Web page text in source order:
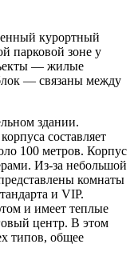
курортный
парковой зоне у
— жилые
— связаны между
здании.
составляет
100 метров. Корпус
Из-за небольшой
комнаты
и VIP.
и имеет теплые
центр. В этом
типов, общее